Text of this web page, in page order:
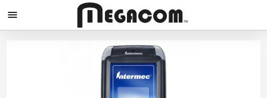
